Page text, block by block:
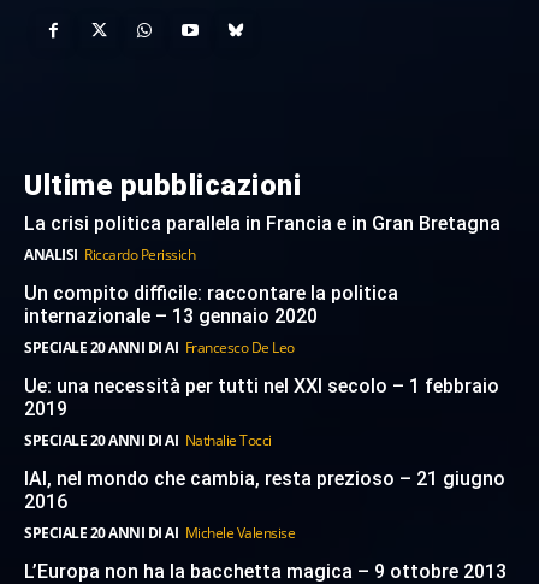
Ultime pubblicazioni
La crisi politica parallela in Francia e in Gran Bretagna
ANALISI Riccardo Perissich
Un compito difficile: raccontare la politica
internazionale – 13 gennaio 2020
SPECIALE 20 ANNI DI AI Francesco De Leo
Ue: una necessità per tutti nel XXI secolo – 1 febbraio
2019
SPECIALE 20 ANNI DI AI Nathalie Tocci
IAI, nel mondo che cambia, resta prezioso – 21 giugno
2016
SPECIALE 20 ANNI DI AI Michele Valensise
L’Europa non ha la bacchetta magica – 9 ottobre 2013